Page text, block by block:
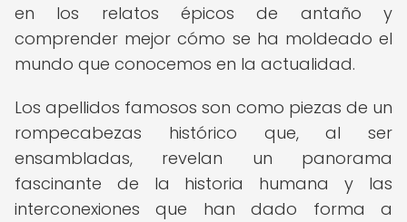
en los relatos épicos de antaño y
comprender mejor cómo se ha moldeado el
mundo que conocemos en la actualidad.
Los apellidos famosos son como piezas de un
rompecabezas histórico que, al ser
ensambladas, revelan un panorama
fascinante de la historia humana y las
interconexiones que han dado forma a